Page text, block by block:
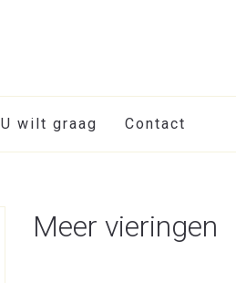
U wilt graag Contact
Meer vieringen